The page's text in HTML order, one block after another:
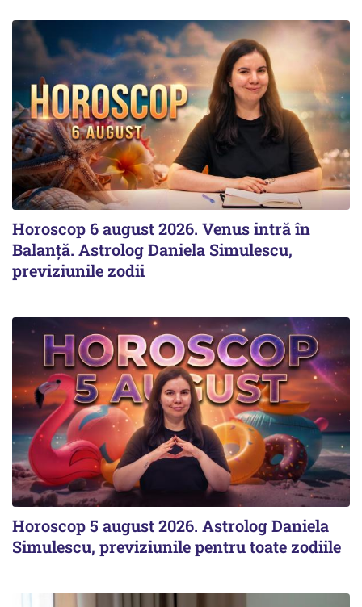
Horoscop 6 august 2026. Venus intră în
Balanță. Astrolog Daniela Simulescu,
previziunile zodii
Horoscop 5 august 2026. Astrolog Daniela
Simulescu, previziunile pentru toate zodiile